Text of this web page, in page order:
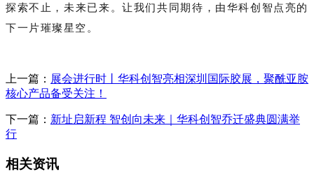
探索不止，未来已来。让我们共同期待，由华科创智点亮的
下一片璀璨星空。
上一篇： 展会进行时丨华科创智亮相深圳国际胶展，聚酰亚胺
核心产品备受关注！
下一篇： 新址启新程 智创向未来｜华科创智乔迁盛典圆满举
行
相关资讯